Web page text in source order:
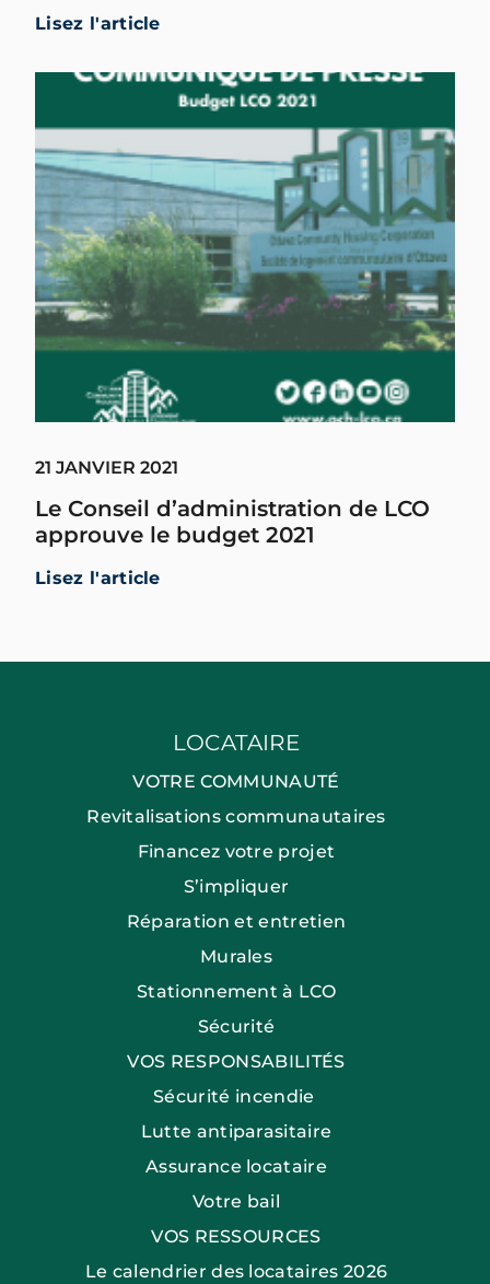
Lisez l'article
21 JANVIER 2021
Le Conseil d’administration de LCO
approuve le budget 2021
Lisez l'article
LOCATAIRE
VOTRE COMMUNAUTÉ
Revitalisations communautaires
Financez votre projet
S’impliquer
Réparation et entretien
Murales
Stationnement à LCO
Sécurité
VOS RESPONSABILITÉS
Sécurité incendie
Lutte antiparasitaire
Assurance locataire
Votre bail
VOS RESSOURCES
Le calendrier des locataires 2026